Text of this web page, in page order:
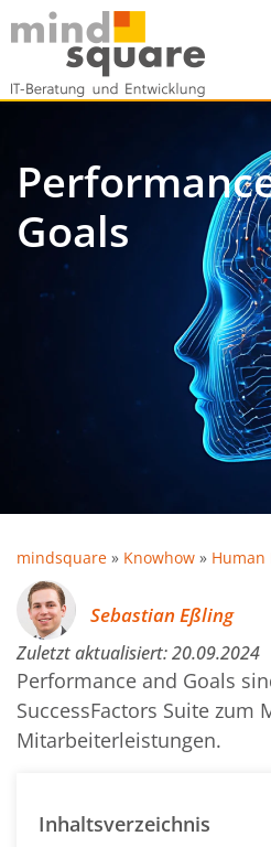
Goals
mindsquare » Knowhow » Human
Sebastian Eßling
Zuletzt aktualisiert:20.09.2024
Performance and Goals
SuccessFactors Suite zum
Mitarbeiterleistungen.
Inhaltsverzeichnis